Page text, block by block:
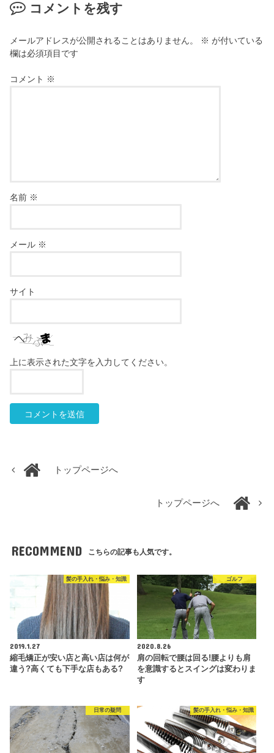
コメントを残す
メールアドレスが公開されることはありません。 ※ が付いている
欄は必須項目です
コメント ※
名前 ※
メール ※
サイト
上に表示された文字を入力してください。
トップページへ
トップページへ
RECOMMEND こちらの記事も人気です。
髪の手入れ・悩み・知識
2019.1.27
縮毛矯正が安い店と高い店は何が
違う?高くても下手な店もある?
ゴルフ
2020.8.26
肩の回転で腰は回る!腰よりも肩
を意識するとスイングは変わりま
す
日常の疑問 髪の手入れ・悩み・知識